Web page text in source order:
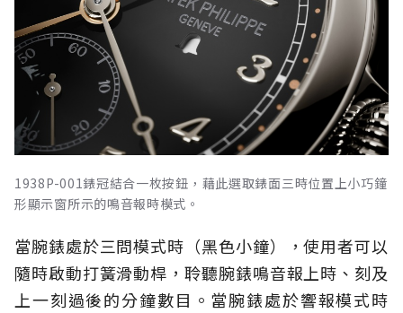
1938P-001錶冠結合一枚按鈕，藉此選取錶面三時位置上小巧鐘
形顯示窗所示的鳴音報時模式。
當腕錶處於三問模式時（黑色小鐘），使用者可以
隨時啟動打簧滑動桿，聆聽腕錶鳴音報上時、刻及
上一刻過後的分鐘數目。當腕錶處於響報模式時